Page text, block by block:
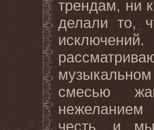
трендам, ни к
делали то,
смесью
нежеланием
честь, и